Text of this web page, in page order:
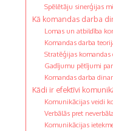
Spēlētāju sinerģijas
Kā komandas darba
Lomas un atbildība
Komandas darba
Stratēģijas
Gadījumu pētījumi
Komandas darba
Kādi ir efektīvi
Komunikācijas veidi
Verbālās pret
Komunikācijas